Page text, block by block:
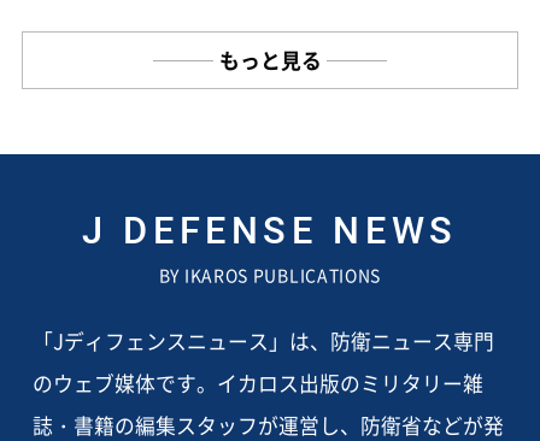
もっと見る
J DEFENSE NEWS
BY IKAROS PUBLICATIONS
「Jディフェンスニュース」は、防衛ニュース専門
のウェブ媒体です。イカロス出版のミリタリー雑
誌・書籍の編集スタッフが運営し、防衛省などが発